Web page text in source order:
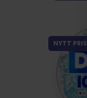
NYTT PRIS